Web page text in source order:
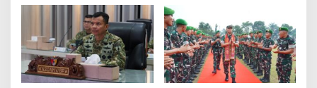
TP Jajaran Kodam
V/Brawijaya
Satgas Yonif 521/DY di
Perbatasan RI-PNG